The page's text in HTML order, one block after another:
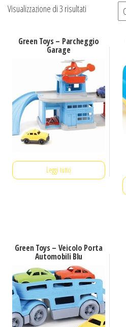
Visualizzazione di 3 risultati
Green Toys – Parcheggio
Garage
Leggi tutto
Green Toys – Veicolo Porta
Automobili Blu